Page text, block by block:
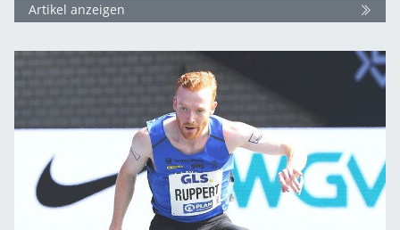
Artikel anzeigen